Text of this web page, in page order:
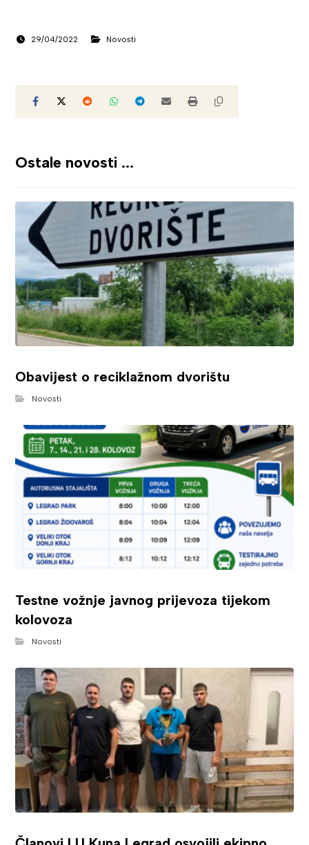
29/04/2022 Novosti
Ostale novosti ...
Obavijest o reciklažnom dvorištu
Novosti
Testne vožnje javnog prijevoza tijekom
kolovoza
Novosti